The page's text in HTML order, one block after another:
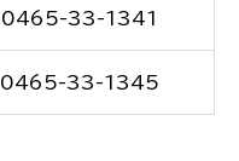
0465-33-1341
0465-33-1345